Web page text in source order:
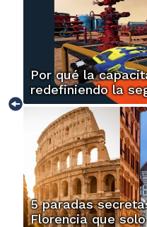
Por qué la
redefiniendo la
5 paradas
Florencia que